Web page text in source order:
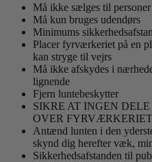
Må ikke sælges til
Må kun bruges udendørs
Minimums
Placer fyrværkeriet på en
kan stryge til vejrs
Må ikke afskydes i
lignende
Fjern luntebeskytter
SIKRE AT INGEN
OVER
Antænd lunten i den
skynd dig herefter væk,
Sikkerhedsafstanden til